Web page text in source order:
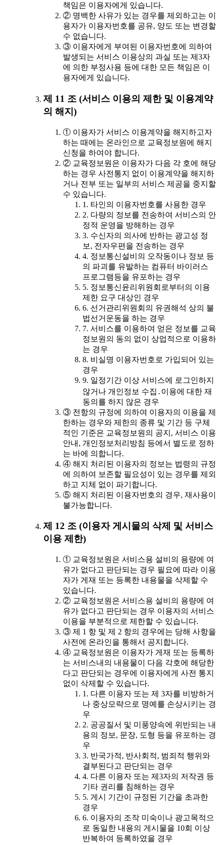
책임은 이용자에게 있습니다.
② 명백한 사유가 있는 경우를 제외하고는 이
용자가 이용자번호를 공유, 양도 또는 변경할
수 없습니다.
③ 이용자에게 부여된 이용자번호에 의하여
발생되는 서비스 이용상의 과실 또는 제3자
에 의한 부정사용 등에 대한 모든 책임은 이
용자에게 있습니다.
제 11 조 (서비스 이용의 제한 및 이용계약
의 해지)
① 이용자가 서비스 이용계약을 해지하고자
하는 때에는 온라인으로 교육정보원에 해지
신청을 하여야 합니다.
② 교육정보원은 이용자가 다음 각 호에 해당
하는 경우 사전통지 없이 이용계약을 해지하
거나 전부 또는 일부의 서비스 제공을 중지할
수 있습니다.
1. 타인의 이용자번호를 사용한 경우
2. 다량의 정보를 전송하여 서비스의 안
정적 운영을 방해하는 경우
3. 수신자의 의사에 반하는 광고성 정
보, 전자우편을 전송하는 경우
4. 정보통신설비의 오작동이나 정보 등
의 파괴를 유발하는 컴퓨터 바이러스
프로그램등을 유포하는 경우
5. 정보통신윤리위원회로부터의 이용
제한 요구 대상인 경우
6. 선거관리위원회의 유권해석 상의 불
법선거운동을 하는 경우
7. 서비스를 이용하여 얻은 정보를 교육
정보원의 동의 없이 상업적으로 이용하
는 경우
8. 비실명 이용자번호로 가입되어 있는
경우
9. 일정기간 이상 서비스에 로그인하지
않거나 개인정보 수집․이용에 대한 재
동의를 하지 않은 경우
③ 전항의 규정에 의하여 이용자의 이용을 제
한하는 경우와 제한의 종류 및 기간 등 구체
적인 기준은 교육정보원의 공지, 서비스 이용
안내, 개인정보처리방침 등에서 별도로 정하
는 바에 의합니다.
④ 해지 처리된 이용자의 정보는 법령의 규정
에 의하여 보존할 필요성이 있는 경우를 제외
하고 지체 없이 파기합니다.
⑤ 해지 처리된 이용자번호의 경우, 재사용이
불가능합니다.
제 12 조 (이용자 게시물의 삭제 및 서비스
이용 제한)
① 교육정보원은 서비스용 설비의 용량에 여
유가 없다고 판단되는 경우 필요에 따라 이용
자가 게재 또는 등록한 내용물을 삭제할 수
있습니다.
② 교육정보원은 서비스용 설비의 용량에 여
유가 없다고 판단되는 경우 이용자의 서비스
이용을 부분적으로 제한할 수 있습니다.
③ 제 1 항 및 제 2 항의 경우에는 당해 사항을
사전에 온라인을 통해서 공지합니다.
④ 교육정보원은 이용자가 게재 또는 등록하
는 서비스내의 내용물이 다음 각호에 해당한
다고 판단되는 경우에 이용자에게 사전 통지
없이 삭제할 수 있습니다.
1. 다른 이용자 또는 제 3자를 비방하거
나 중상모략으로 명예를 손상시키는 경
우
2. 공공질서 및 미풍양속에 위반되는 내
용의 정보, 문장, 도형 등을 유포하는 경
우
3. 반국가적, 반사회적, 범죄적 행위와
결부된다고 판단되는 경우
4. 다른 이용자 또는 제3자의 저작권 등
기타 권리를 침해하는 경우
5. 게시 기간이 규정된 기간을 초과한
경우
6. 이용자의 조작 미숙이나 광고목적으
로 동일한 내용의 게시물을 10회 이상
반복하여 등록하였을 경우